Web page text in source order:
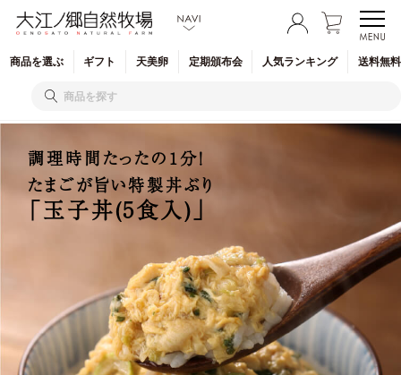
商品を選ぶ ギフト 天美卵 定期頒布会 人気ランキング 送料無
調理時間たったの1分！
たまごが旨い特製丼ぶり
「玉子丼(5食入)」